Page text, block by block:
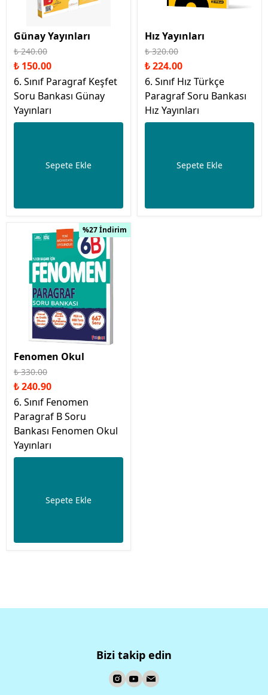
Günay Yayınları
₺ 240.00
₺ 150.00
6. Sınıf Paragraf Keşfet
Soru Bankası Günay
Yayınları
Sepete Ekle
Hız Yayınları
₺ 320.00
₺ 224.00
6. Sınıf Hız Türkçe
Paragraf Soru Bankası
Hız Yayınları
Sepete Ekle
%27 İndirim
Fenomen Okul
₺ 330.00
₺ 240.90
6. Sınıf Fenomen
Paragraf B Soru
Bankası Fenomen Okul
Yayınları
Sepete Ekle
Bizi takip edin